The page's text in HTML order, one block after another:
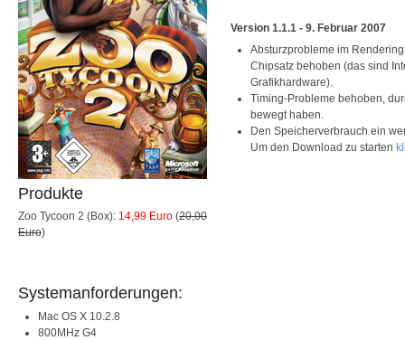
Produkte
Zoo Tycoon 2 (Box): 14,99 Euro (20,00
Euro)
Systemanforderungen:
Mac OS X 10.2.8
800MHz G4
Version 1.1.1 - 9. Februar 2007
Absturzprobleme im
Chipsatz behoben (das sind
Grafikhardware).
Timing-Probleme behoben,
bewegt haben.
Den Speicherverbrauch ein
Um den Download zu starten